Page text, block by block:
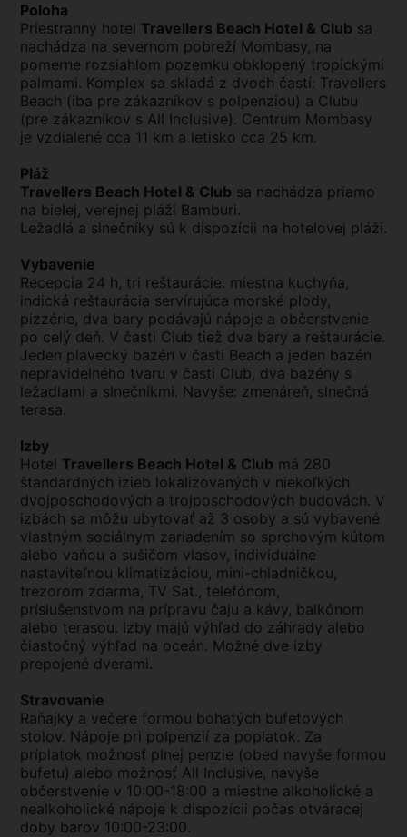
Poloha
Priestranný hotel Travellers Beach Hotel & Club sa
nachádza na severnom pobreží Mombasy, na
pomerne rozsiahlom pozemku obklopený tropickými
palmami. Komplex sa skladá z dvoch častí: Travellers
Beach (iba pre zákazníkov s polpenziou) a Clubu
(pre zákazníkov s All Inclusive). Centrum Mombasy
je vzdialené cca 11 km a letisko cca 25 km.
Pláž
Travellers Beach Hotel & Club sa nachádza priamo
na bielej, verejnej pláži Bamburi.
Ležadlá a slnečníky sú k dispozícii na hotelovej pláži.
Vybavenie
Recepcia 24 h, tri reštaurácie: miestna kuchyňa,
indická reštaurácia servírujúca morské plody,
pizzérie, dva bary podávajú nápoje a občerstvenie
po celý deň. V časti Club tiež dva bary a reštaurácie.
Jeden plavecký bazén v časti Beach a jeden bazén
nepravidelného tvaru v časti Club, dva bazény s
ležadlami a slnečníkmi. Navyše: zmenáreň, slnečná
terasa.
Izby
Hotel Travellers Beach Hotel & Club má 280
štandardných izieb lokalizovaných v niekoľkých
dvojposchodových a trojposchodových budovách. V
izbách sa môžu ubytovať až 3 osoby a sú vybavené
vlastným sociálnym zariadením so sprchovým kútom
alebo vaňou a sušičom vlasov, individuálne
nastaviteľnou klimatizáciou, mini-chladničkou,
trezorom zdarma, TV Sat., telefónom,
príslušenstvom na prípravu čaju a kávy, balkónom
alebo terasou. Izby majú výhľad do záhrady alebo
čiastočný výhľad na oceán. Možné dve izby
prepojené dverami.
Stravovanie
Raňajky a večere formou bohatých bufetových
stolov. Nápoje pri polpenzií za poplatok. Za
príplatok možnosť plnej penzie (obed navyše formou
bufetu) alebo možnosť All Inclusive, navyše
občerstvenie v 10:00-18:00 a miestne alkoholické a
nealkoholické nápoje k dispozícii počas otváracej
doby barov 10:00-23:00.